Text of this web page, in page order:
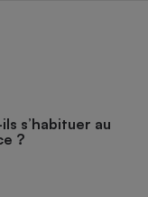
s’habituer au
?